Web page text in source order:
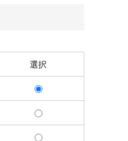
選択